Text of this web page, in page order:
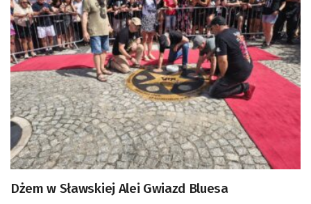
Dżem w Sławskiej Alei Gwiazd Bluesa